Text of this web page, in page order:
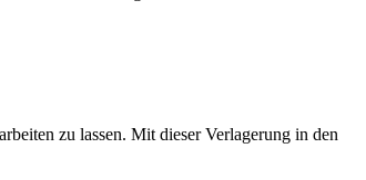
zu lassen. Mit dieser Verlagerung in den